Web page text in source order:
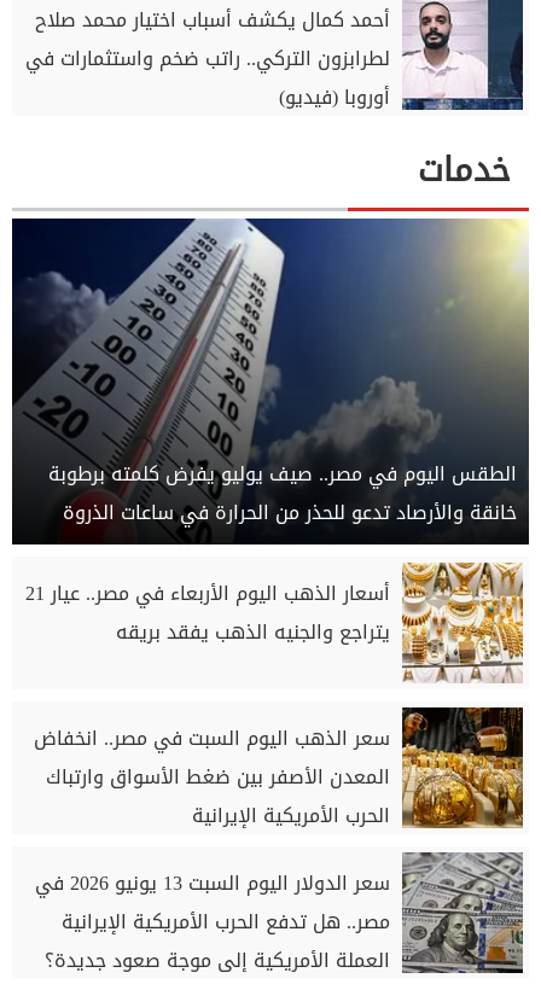
أحمد كمال يكشف أسباب اختيار محمد صلاح
لطرابزون التركي.. راتب ضخم واستثمارات في
أوروبا (فيديو)
خدمات
الطقس اليوم في مصر.. صيف يوليو يفرض كلمته برطوبة
خانقة والأرصاد تدعو للحذر من الحرارة في ساعات الذروة
أسعار الذهب اليوم الأربعاء في مصر.. عيار 21
يتراجع والجنيه الذهب يفقد بريقه
سعر الذهب اليوم السبت في مصر.. انخفاض
المعدن الأصفر بين ضغط الأسواق وارتباك
الحرب الأمريكية الإيرانية
سعر الدولار اليوم السبت 13 يونيو 2026 في
مصر.. هل تدفع الحرب الأمريكية الإيرانية
العملة الأمريكية إلى موجة صعود جديدة؟